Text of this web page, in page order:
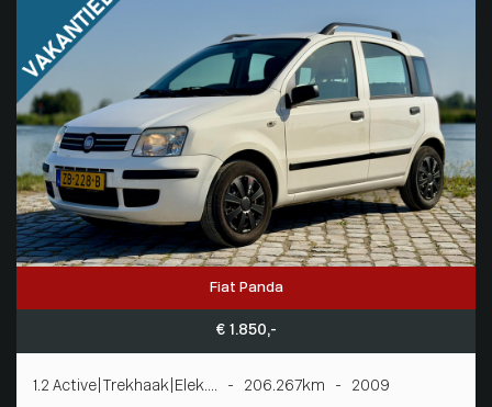
Fiat Panda
€ 1.850,-
1.2 Active|Trekhaak|Elek.... - 206.267km - 2009